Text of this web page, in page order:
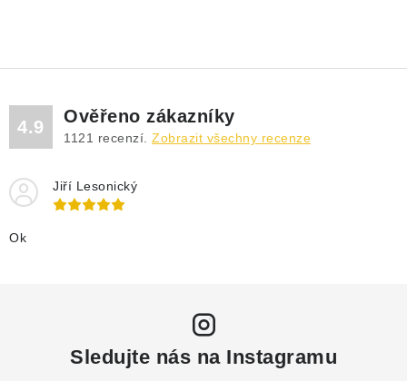
4.9
Ověřeno zákazníky
1121 recenzí. Zobrazit všechny recenze
Jiří Lesonický
Ok
Sledujte nás na Instagramu